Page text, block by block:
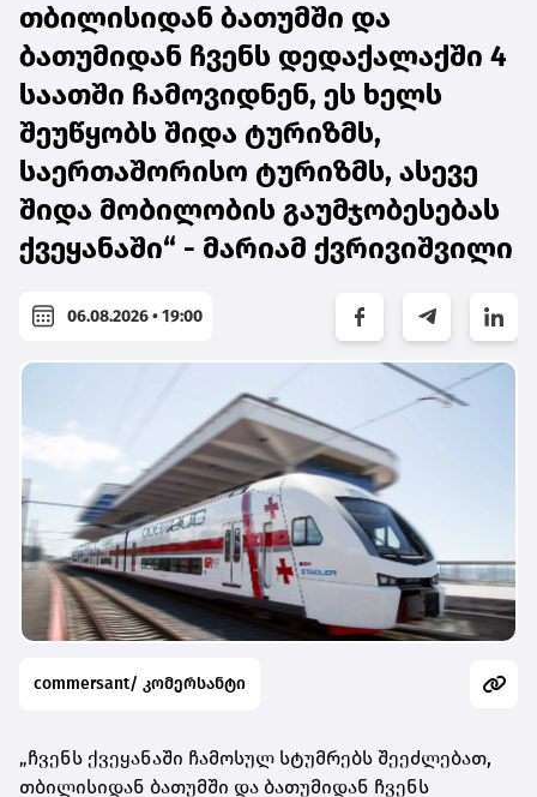
თბილისიდან ბათუმში და
ბათუმიდან ჩვენს დედაქალაქში 4
საათში ჩამოვიდნენ, ეს ხელს
შეუწყობს შიდა ტურიზმს,
საერთაშორისო ტურიზმს, ასევე
შიდა მობილობის გაუმჯობესებას
ქვეყანაში“ - მარიამ ქვრივიშვილი
06.08.2026 • 19:00
commersant/ კომერსანტი
„ჩვენს ქვეყანაში ჩამოსულ სტუმრებს შეეძლებათ,
თბილისიდან ბათუმში და ბათუმიდან ჩვენს